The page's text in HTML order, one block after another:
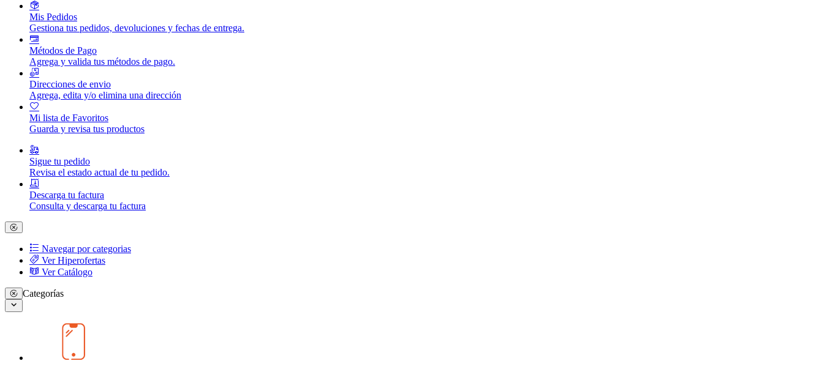
Mis Pedidos
Gestiona tus pedidos, devoluciones y fechas de entrega.
Métodos de Pago
Agrega y valida tus métodos de pago.
Direcciones de envio
Agrega, edita y/o elimina una dirección
Mi lista de Favoritos
Guarda y revisa tus productos
Sigue tu pedido
Revisa el estado actual de tu pedido.
Descarga tu factura
Consulta y descarga tu factura
Navegar por categorias
Ver Hiperofertas
Ver Catálogo
Categorías